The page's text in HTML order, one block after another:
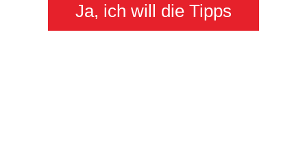
Ja, ich will die Tipps